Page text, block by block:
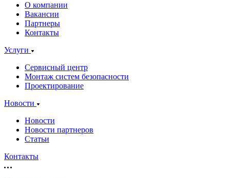
О компании
Вакансии
Партнеры
Контакты
Услуги
Сервисный центр
Монтаж систем безопасности
Проектирование
Новости
Новости
Новости партнеров
Статьи
Контакты